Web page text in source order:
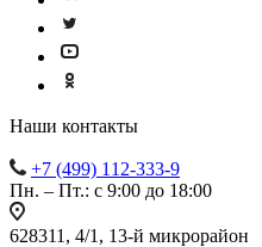
Наши контакты
+7 (499) 112-333-9
Пн. – Пт.: с 9:00 до 18:00
628311, 4/1, 13-й микрорайон